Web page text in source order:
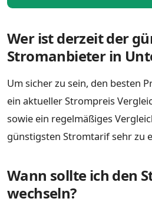
Wer ist derzeit der
Stromanbieter in
Um sicher zu sein, den besten
ein aktueller Strompreis
sowie ein regelmäßiges
günstigsten Stromtarif sehr zu
Wann sollte ich den
wechseln?